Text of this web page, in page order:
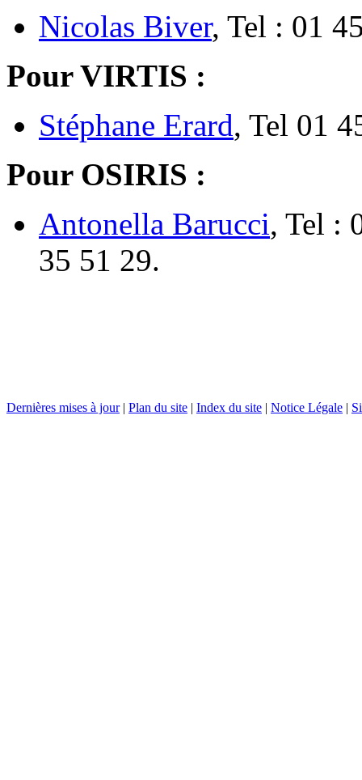
Nicolas Biver, Tel : 01
Pour VIRTIS :
Stéphane Erard, Tel 01
Pour OSIRIS :
Antonella Barucci, Tel :
35 51 29.
Dernières mises à jour| Plan du site | Index du site | Notice Légale |